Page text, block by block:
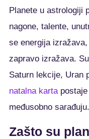
Planete u astrologiji
nagone, talente,
se energija
zapravo izražava.
Saturn lekcije, Uran
natalna karta
međusobno sarađuju.
Zašto su